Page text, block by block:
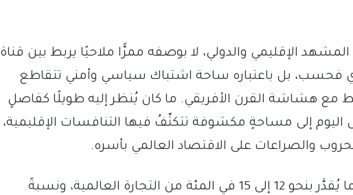
المشهد الإقليمي والدولي، لا بوصفه ممرًّا ملاحيًا يربط بين قناة
فحسب، بل باعتباره ساحة اشتباك سياسي وأمني تتقاطع
مع هشاشة القرن الأفريقي. ما كان يُنظر إليه طويلًا كفاصلٍ
إلى مساحةٍ مكشوفة تتكثّفُ فيها التنافسات الإقليمية،
والصراعات على الاقتصاد العالمي بأسره.
يمرُّ عبر هذا الممر البحري ما يُقدَّر بنحو 12 إلى 15 في المئة من التجارة العالمية، ونسبةً